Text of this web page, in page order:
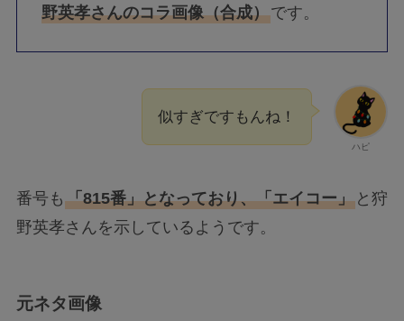
野英孝さんのコラ画像（合成）です。
ハピ
似すぎですもんね！
番号も 「815番」となっており、「エイコー」と狩
野英孝さんを示しているようです。
元ネタ画像